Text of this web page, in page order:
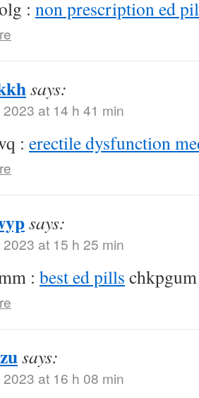
: non prescription ed
says:
at 14 h 41 min
: erectile dysfunction
says:
at 15 h 25 min
: best ed pills chkpgum
says:
at 16 h 08 min